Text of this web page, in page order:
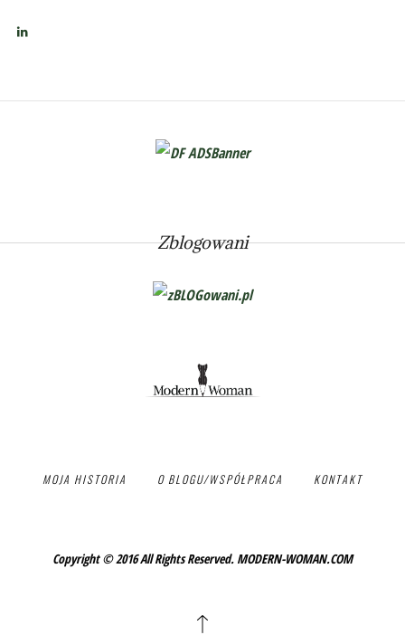
Zblogowani
MOJA HISTORIA O BLOGU/WSPÓŁPRACA KONTAKT
Copyright © 2016 All Rights Reserved. MODERN-WOMAN.COM